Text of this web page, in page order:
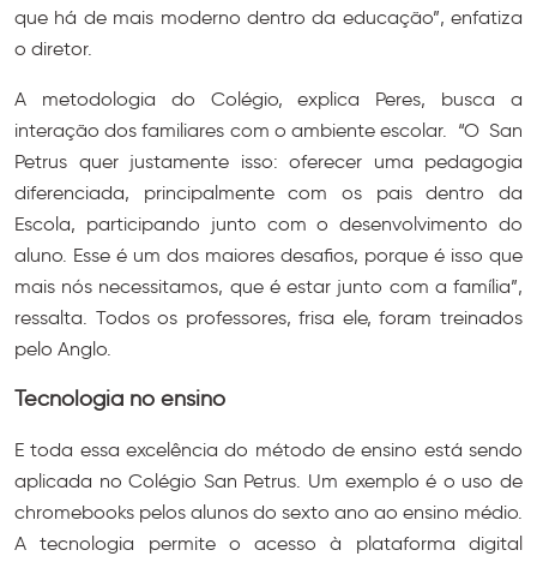
que há de mais moderno dentro da educação”, enfatiza
o diretor.
A metodologia do Colégio, explica Peres, busca a
interação dos familiares com o ambiente escolar. “O San
Petrus quer justamente isso: oferecer uma pedagogia
diferenciada, principalmente com os pais dentro da
Escola, participando junto com o desenvolvimento do
aluno. Esse é um dos maiores desafios, porque é isso que
mais nós necessitamos, que é estar junto com a família”,
ressalta. Todos os professores, frisa ele, foram treinados
pelo Anglo.
Tecnologia no ensino
E toda essa excelência do método de ensino está sendo
aplicada no Colégio San Petrus. Um exemplo é o uso de
chromebooks pelos alunos do sexto ano ao ensino médio.
A tecnologia permite o acesso à plataforma digital